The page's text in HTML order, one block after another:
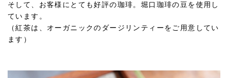
そして、お客様にとても好評の珈琲。堀口珈琲の豆を使用し
ています。
（紅茶は、オーガニックのダージリンティーをご用意してい
ます）